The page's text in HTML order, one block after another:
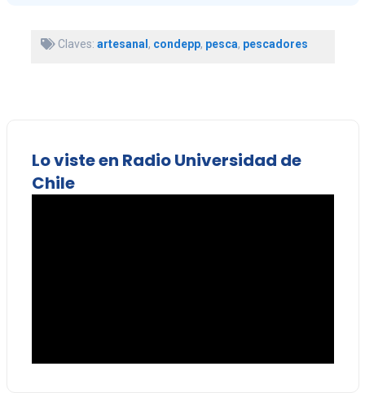
Claves: artesanal, condepp, pesca, pescadores
Lo viste en Radio Universidad de
Chile